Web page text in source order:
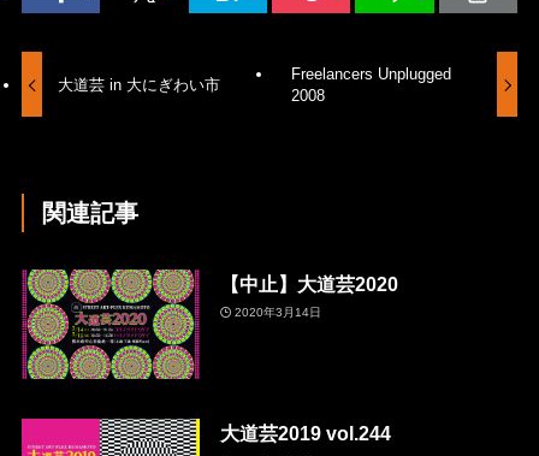
大道芸 in 大にぎわい市
Freelancers Unplugged
2008
関連記事
【中止】大道芸2020
2020年3月14日
大道芸2019 vol.244